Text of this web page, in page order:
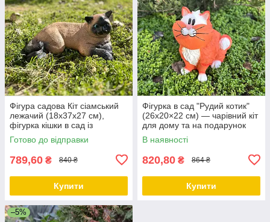
Фігура садова Кіт сіамський
лежачий (18х37х27 см),
фігурка кішки в сад із
полістоуну
Готово до відправки
789,60 ₴ 840 ₴
Купити
Фігурка в сад "Рудий котик"
(26х20×22 см) — чарівний кіт
для дому та на подарунок
В наявності
820,80 ₴ 864 ₴
Купити
–5%